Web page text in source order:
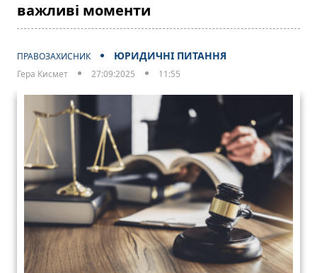
важливі моменти
ПРАВОЗАХИСНИК ЮРИДИЧНІ ПИТАННЯ
Гера Кисмет 27:09:2025 11:55